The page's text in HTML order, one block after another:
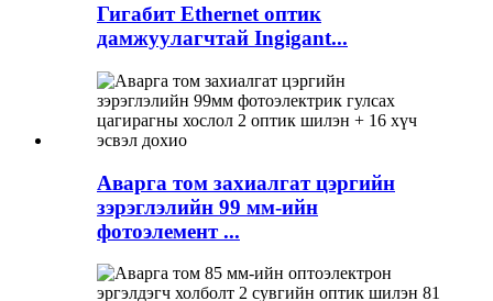
Гигабит Ethernet оптик
дамжуулагчтай Ingigant...
Аварга том захиалгат цэргийн
зэрэглэлийн 99 мм-ийн
фотоэлемент ...